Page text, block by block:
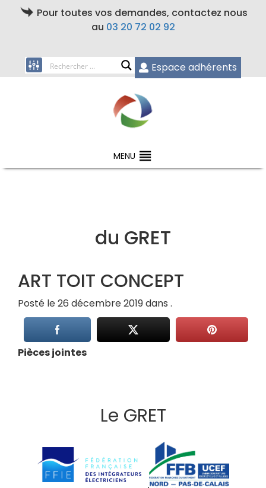
Pour toutes vos demandes, contactez nous
au 03 20 72 02 92
Espace adhérents
MENU
du GRET
ART TOIT CONCEPT
Posté le 26 décembre 2019 dans .
Pièces jointes
Le GRET